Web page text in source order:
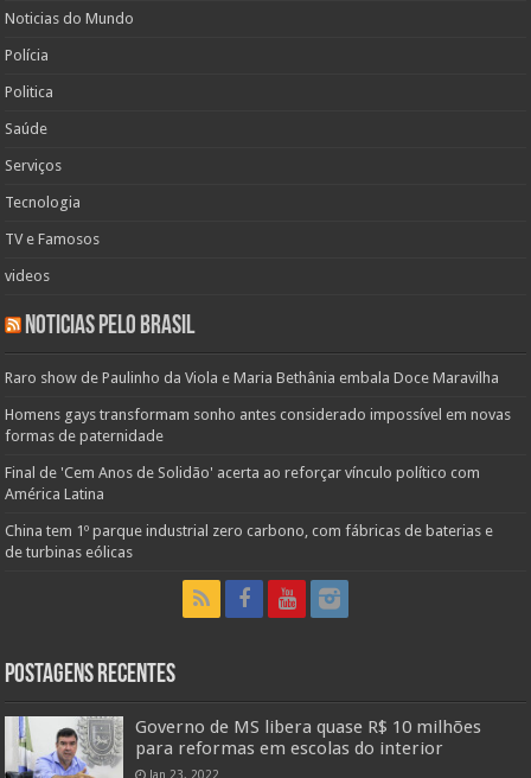
Noticias do Mundo
Polícia
Politica
Saúde
Serviços
Tecnologia
TV e Famosos
videos
Noticias pelo Brasil
Raro show de Paulinho da Viola e Maria Bethânia embala Doce Maravilha
Homens gays transformam sonho antes considerado impossível em novas
formas de paternidade
Final de 'Cem Anos de Solidão' acerta ao reforçar vínculo político com
América Latina
China tem 1º parque industrial zero carbono, com fábricas de baterias e
de turbinas eólicas
Postagens Recentes
Governo de MS libera quase R$ 10 milhões
para reformas em escolas do interior
Jan 23, 2022